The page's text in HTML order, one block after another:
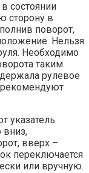
состоянии
сторону в
поворот,
Нельзя
Необходимо
таким
рулевое
указатель
вниз,
вверх –
переключается
или вручную.